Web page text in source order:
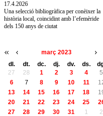
17.4.2026
Una selecció bibliogràfica per conèixer la
història local, coincidint amb l’efemèride
dels 150 anys de ciutat
març 2023
dl.
dt. dc. dj. dv. ds.
27
28 1 2 3 4
5
6
7 8 9 10 11
13
14 15 16 17 18
20
21 22 23 24 25
27
28 29 30 31 1
2